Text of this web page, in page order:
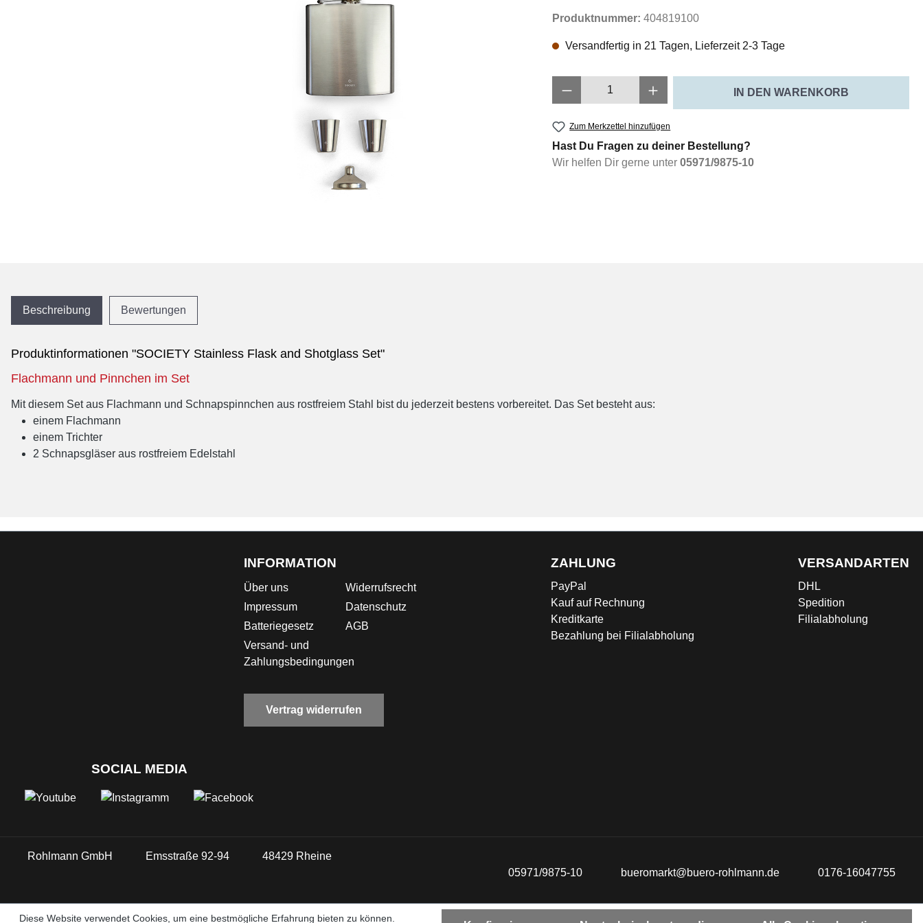
Produktnummer: 404819100
Versandfertig in 21 Tagen, Lieferzeit 2-3 Tage
Produkt Anzahl: Gib den gewünschten Wert ein
IN DEN WARENKORB
Zum Merkzettel hinzufügen
Hast Du Fragen zu deiner Bestellung?
Wir helfen Dir gerne unter 05971/9875-10
Beschreibung Bewertungen
Produktinformationen "SOCIETY Stainless Flask and Shotglass Set"
Flachmann und Pinnchen im Set
Mit diesem Set aus Flachmann und Schnapspinnchen aus rostfreiem Stahl bist du jederzeit bestens vorbereitet. Das Set besteht aus:
einem Flachmann
einem Trichter
2 Schnapsgläser aus rostfreiem Edelstahl
INFORMATION
Über uns
Widerrufsrecht
Impressum
Datenschutz
Batteriegesetz
AGB
Versand- und
Zahlungsbedingungen
Vertrag widerrufen
ZAHLUNG
PayPal
Kauf auf Rechnung
Kreditkarte
Bezahlung bei Filialabholung
VERSANDARTEN
DHL
Spedition
Filialabholung
SOCIAL MEDIA
Rohlmann GmbH Emsstraße 92-94
48429 Rheine
05971/9875-10
bueromarkt@buero-rohlmann.de 0176-16047755
Diese Website verwendet Cookies, um eine bestmögliche Erfahrung bieten zu können.